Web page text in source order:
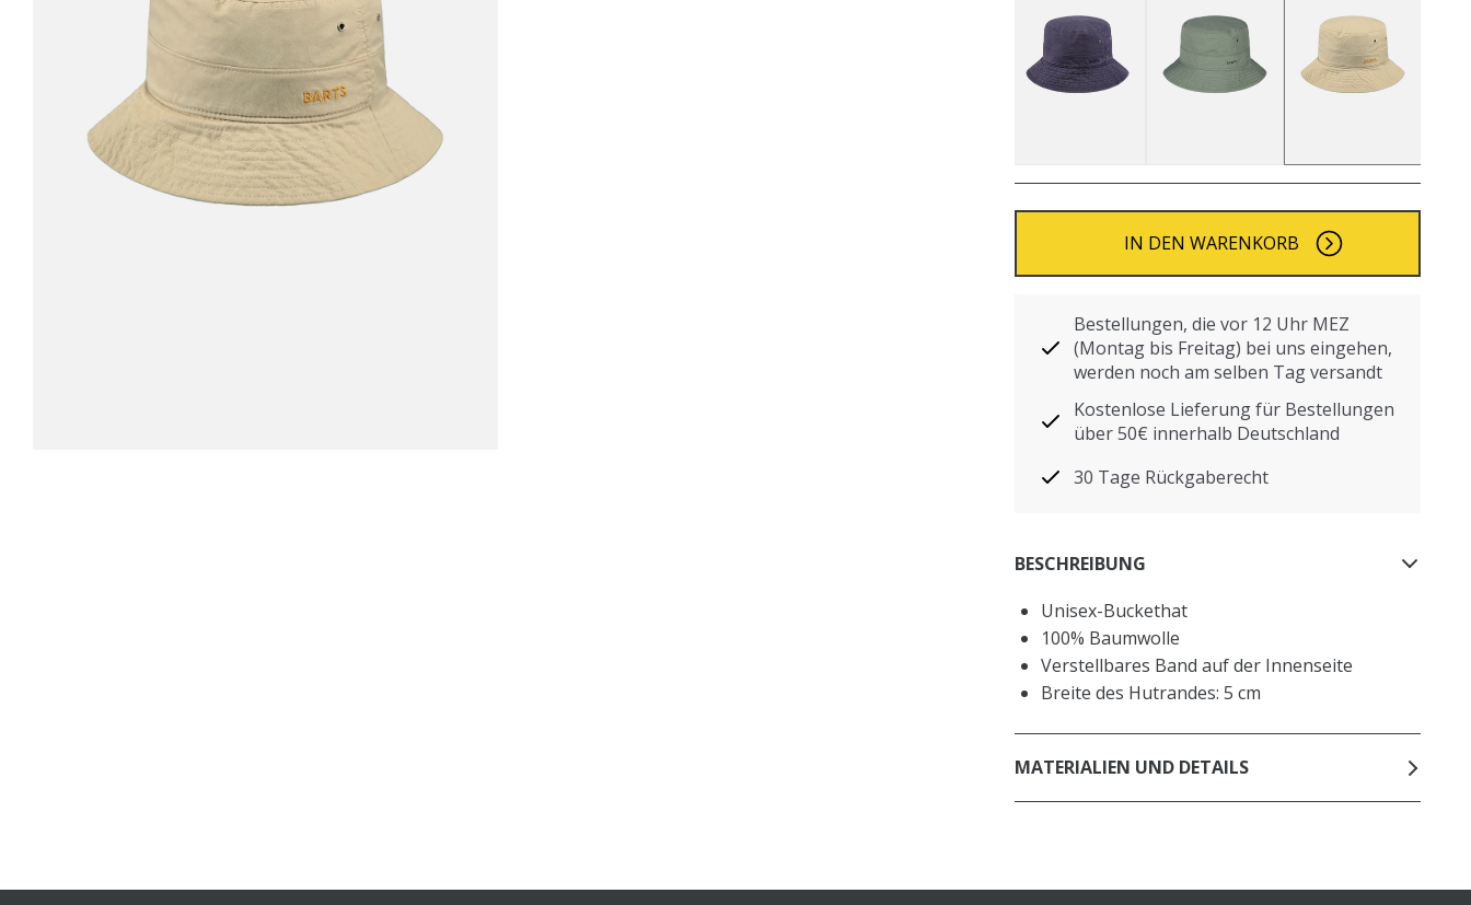
IN DEN WARENKORB
Bestellungen, die vor 12 Uhr MEZ
(Montag bis Freitag) bei uns eingehen,
werden noch am selben Tag versandt
Kostenlose Lieferung für Bestellungen
über 50€ innerhalb Deutschland
30 Tage Rückgaberecht
BESCHREIBUNG
Unisex-Buckethat
100% Baumwolle
Verstellbares Band auf der Innenseite
Breite des Hutrandes: 5 cm
MATERIALIEN UND DETAILS